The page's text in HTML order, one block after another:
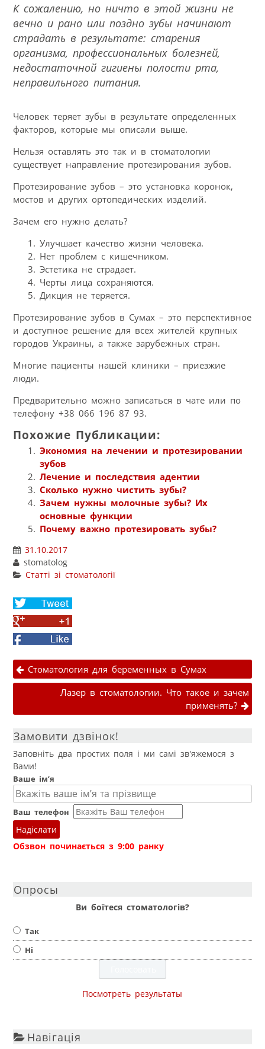
К сожалению, но ничто в этой жизни не
вечно и рано или поздно зубы начинают
страдать в результате: старения
организма, профессиональных болезней,
недостаточной гигиены полости рта,
неправильного питания.
Человек теряет зубы в результате определенных
факторов, которые мы описали выше.
Нельзя оставлять это так и в стоматологии
существует направление протезирования зубов.
Протезирование зубов – это установка коронок,
мостов и других ортопедических изделий.
Зачем его нужно делать?
Улучшает качество жизни человека.
Нет проблем с кишечником.
Эстетика не страдает.
Черты лица сохраняются.
Дикция не теряется.
Протезирование зубов в Сумах – это перспективное
и доступное решение для всех жителей крупных
городов Украины, а также зарубежных стран.
Многие пациенты нашей клиники – приезжие
люди.
Предварительно можно записаться в чате или по
телефону +38 066 196 87 93.
Похожие Публикации:
Экономия на лечении и протезировании
зубов
Лечение и последствия адентии
Сколько нужно чистить зубы?
Зачем нужны молочные зубы? Их
основные функции
Почему важно протезировать зубы?
31.10.2017
stomatolog
Статті зі стоматології
Share
on
Twitter
Share
on
Google+
Facebook
Навігація публікаціями
Стоматология для беременных в Сумах
Лазер в стоматологии. Что такое и зачем
применять?
Замовити дзвінок!
Заповніть два простих поля і ми самі зв'яжемося з
Вами!
Ваше ім’я
Ваш телефон
Надіслати
Обзвон починається з 9:00 ранку
Опросы
Ви боїтеся стоматологів?
Так
Ні
Посмотреть результаты
Навігація